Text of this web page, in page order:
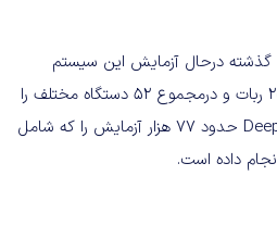
درحال آزمایش این سیستم
بوده‌اند. AutoRT می‌تواند تا 20 ربات و درمجموع 52 دستگاه مختلف را
مدیریت کند. درمجموع DeepMind حدود 77 هزار آزمایش را که شامل